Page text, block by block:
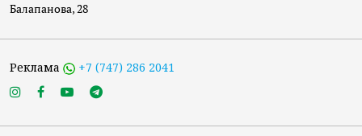
Балапанова, 28
Реклама +7 (747) 286 2041